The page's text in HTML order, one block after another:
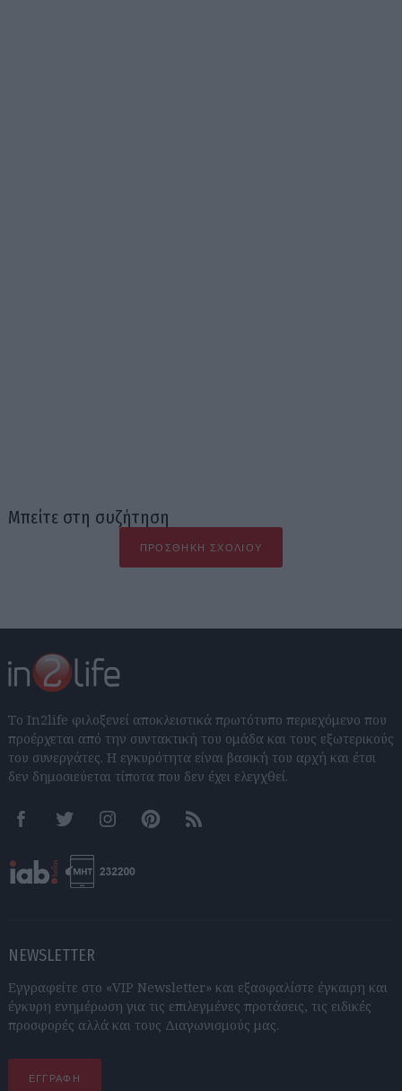
Μπείτε στη συζήτηση
ΠΡΟΣΘΉΚΗ ΣΧΟΛΊΟΥ
Το In2life φιλοξενεί αποκλειστικά πρωτότυπο περιεχόμενο που
προέρχεται από την συντακτική του ομάδα και τους εξωτερικούς
του συνεργάτες. Η εγκυρότητα είναι βασική του αρχή και έτσι
δεν δημοσιεύεται τίποτα που δεν έχει ελεγχθεί.
FacebookTwitter InstagramPinterestRSS feeds
NEWSLETTER
Εγγραφείτε στο «VIP Newsletter» και εξασφαλίστε έγκαιρη και
έγκυρη ενημέρωση για τις επιλεγμένες προτάσεις, τις ειδικές
προσφορές αλλά και τους Διαγωνισμούς μας.
ΕΓΓΡΑΦΗ